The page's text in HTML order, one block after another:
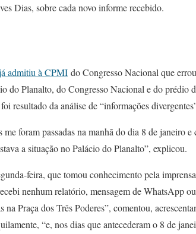
Dias, sobre cada novo informe recebido.
admitiu à CPMI do Congresso Nacional que
do Planalto, do Congresso Nacional e do
resultado da análise de “informações
me foram passadas na manhã do dia 8 de janeiro
a situação no Palácio do Planalto”, explicou.
feira, que tomou conhecimento pela
nenhum relatório, mensagem de WhatsApp
na Praça dos Três Poderes”, comentou,
“e, nos dias que antecederam o 8 de